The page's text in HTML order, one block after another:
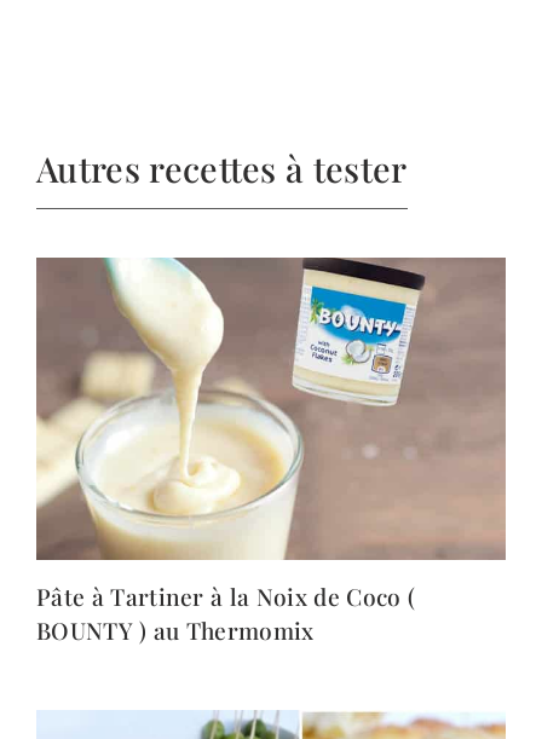
Autres recettes à tester
Pâte à Tartiner à la Noix de Coco (
BOUNTY ) au Thermomix